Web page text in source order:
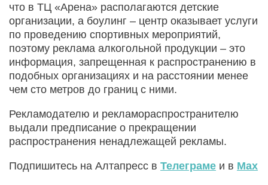
что в ТЦ «Арена» располагаются детские
организации, а боулинг – центр оказывает услуги
по проведению спортивных мероприятий,
поэтому реклама алкогольной продукции – это
информация, запрещенная к распространению в
подобных организациях и на расстоянии менее
чем сто метров до границ с ними.
Рекламодателю и рекламораспространителю
выдали предписание о прекращении
распространения ненадлежащей рекламы.
Подпишитесь на Алтапресс в Телеграме и в Max